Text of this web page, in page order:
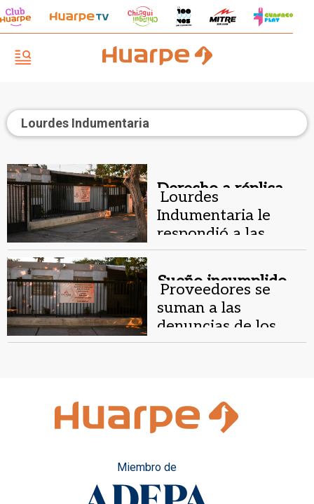
Lourdes Indumentaria
Derecho a réplica.
Lourdes
Indumentaria le
respondió a las
madres que
denuncian estafas
Sueño incumplido.
Proveedores se
suman a las
denuncias de los
padres contra
Miembro de